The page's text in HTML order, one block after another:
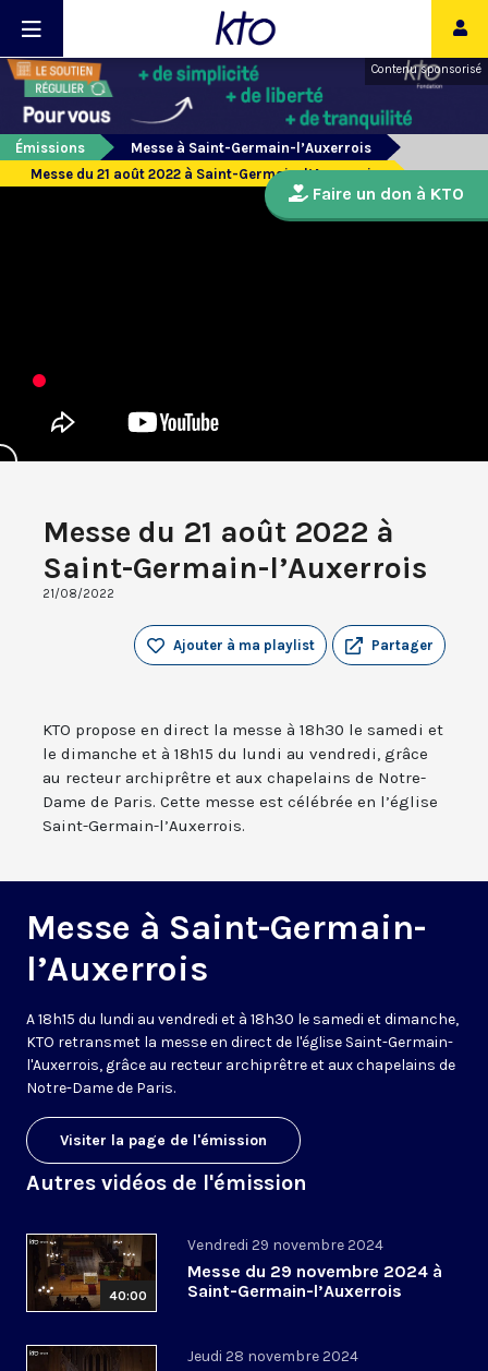
Contenu sponsorisé
Émissions
Messe à Saint-Germain-l’Auxerrois
Messe du 21 août 2022 à Saint-Germain-l’Auxerrois
Messe du 21 août 2022 à
Saint-Germain-l’Auxerrois
21/08/2022
Partager
Ajouter à ma playlist
KTO propose en direct la messe à 18h30 le samedi et
le dimanche et à 18h15 du lundi au vendredi, grâce
au recteur archiprêtre et aux chapelains de Notre-
Dame de Paris. Cette messe est célébrée en l’église
Saint-Germain-l’Auxerrois.
Messe à Saint-Germain-
l’Auxerrois
A 18h15 du lundi au vendredi et à 18h30 le samedi et dimanche,
KTO retransmet la messe en direct de l'église Saint-Germain-
l'Auxerrois, grâce au recteur archiprêtre et aux chapelains de
Notre-Dame de Paris.
Visiter la page de l'émission
Autres vidéos de l'émission
40:00
Vendredi 29 novembre 2024
Messe du 29 novembre 2024 à
Saint-Germain-l’Auxerrois
Jeudi 28 novembre 2024
Faire un don à KTO